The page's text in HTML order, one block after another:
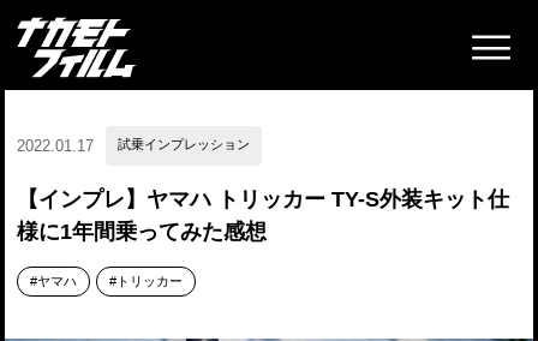
2022.01.17 試乗インプレッション
【インプレ】ヤマハ トリッカー TY-S外装キット仕
様に1年間乗ってみた感想
ヤマハ トリッカー